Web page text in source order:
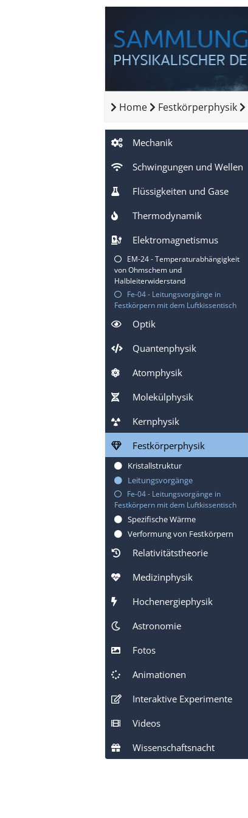
Home Festkörperphysik
Mechanik
Schwingungen und Wellen
Flüssigkeiten und Gase
Thermodynamik
Elektromagnetismus
EM-24 - Temperaturabhängigkeit
von Ohmschem und
Halbleiterwiderstand
Fe-04 - Leitungsvorgänge in
Festkörpern mit dem Luftkissentisch
Optik
Quantenphysik
Atomphysik
Molekülphysik
Kernphysik
Festkörperphysik
Kristallstruktur
Leitungsvorgänge
Fe-04 - Leitungsvorgänge in
Festkörpern mit dem Luftkissentisch
Spezifische Wärme
Verformung von Festkörpern
Relativitätstheorie
Medizinphysik
Hochenergiephysik
Astronomie
Fotos
Animationen
Interaktive Experimente
Videos
Wissenschaftsnacht